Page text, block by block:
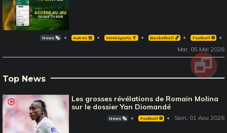
News 🗞️ Autres 🎽 Omnisports 🏅 Basketball 🏀 Football ⚽️
Mar, 05 Mai 2026
Top News
Les grosses révélations de Romain Molina
sur le dossier Yan Diomandé
News 🗞️ Football ⚽️ Sam, 01 Aou 2026